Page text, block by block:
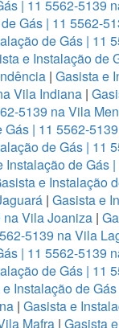
| 11 5562-5139
Gás | 11 5562-
de Gás | 11
e Instalação de
| Gasista e
Vila Indiana |
5139 na Vila
Gás | 11 5562-
de Gás | 11
Instalação de Gás
e Instalação
| Gasista e
Vila Joaniza|
5139 na Vila
| 11 5562-5139
de Gás | 11
Instalação de
| Gasista e
Mafra | Gasista